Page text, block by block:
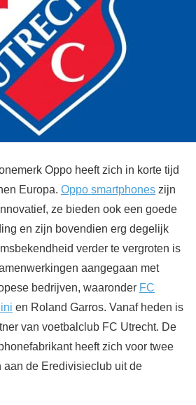
Oppo heeft zich in korte tijd
Europa. Oppo smartphones zijn
ze bieden ook een goede
en zijn bovendien erg degelijk
verder te vergroten is
aangegaan met
bedrijven, waaronder FC
en Roland Garros. Vanaf heden is
van voetbalclub FC Utrecht. De
heeft zich voor twee
de Eredivisieclub uit de